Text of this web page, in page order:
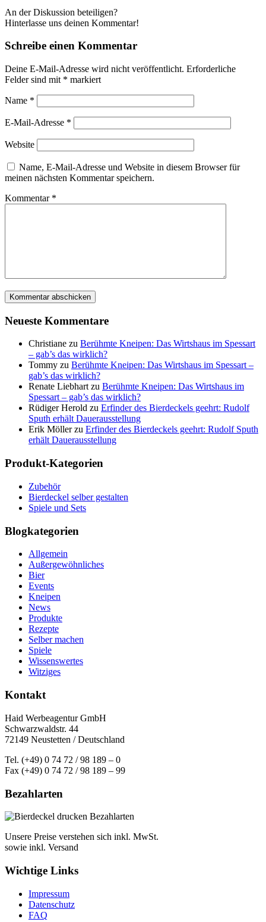
An der Diskussion beteiligen?
Hinterlasse uns deinen Kommentar!
Schreibe einen Kommentar
Deine E-Mail-Adresse wird nicht veröffentlicht. Erforderliche
Felder sind mit * markiert
Name *
E-Mail-Adresse *
Website
Name, E-Mail-Adresse und Website in diesem Browser für
meinen nächsten Kommentar speichern.
Kommentar *
Neueste Kommentare
Christiane zu Berühmte Kneipen: Das Wirtshaus im Spessart
– gab’s das wirklich?
Tommy zu Berühmte Kneipen: Das Wirtshaus im Spessart –
gab’s das wirklich?
Renate Liebhartzu Berühmte Kneipen: Das Wirtshaus im
Spessart – gab’s das wirklich?
Rüdiger Herold zu Erfinder des Bierdeckels geehrt: Rudolf
Sputh erhält Dauerausstellung
Erik Möllerzu Erfinder des Bierdeckels geehrt: Rudolf Sputh
erhält Dauerausstellung
Produkt-Kategorien
Zubehör
Bierdeckel selber gestalten
Spiele und Sets
Blogkategorien
Allgemein
Außergewöhnliches
Bier
Events
Kneipen
News
Produkte
Rezepte
Selber machen
Spiele
Wissenswertes
Witziges
Kontakt
Haid Werbeagentur GmbH
Schwarzwaldstr. 44
72149 Neustetten / Deutschland
Tel. (+49) 0 74 72 / 98 189 – 0
Fax (+49) 0 74 72 / 98 189 – 99
Bezahlarten
Unsere Preise verstehen sich inkl. MwSt.
sowie inkl. Versand
Wichtige Links
Impressum
Datenschutz
FAQ